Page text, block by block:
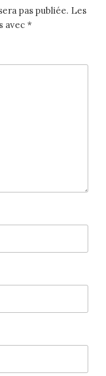
pas publiée. Les
avec *